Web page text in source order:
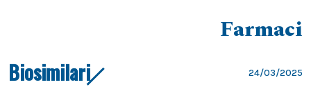
Farmaci
Biosimilari 24/03/2025